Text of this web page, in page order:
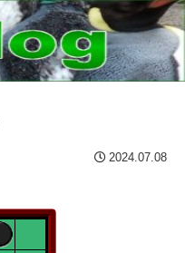
2024.07.08